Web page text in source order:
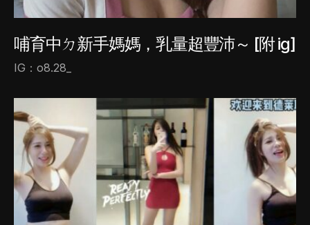
哺育中ㄉ新手媽媽，乳量超豐沛～ [附 ig]
IG：o8.28_